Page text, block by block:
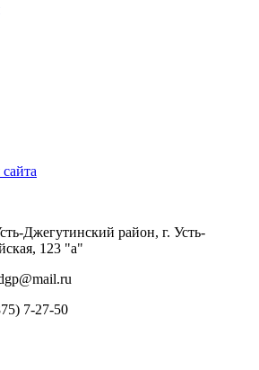
Джегутинский район, г. Усть-
123 "а"
7-27-50